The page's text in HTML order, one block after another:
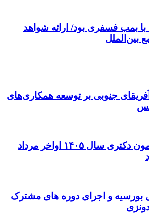
با بمب فسفری بود/ ارائه شواهد
بین‌الملل
آفریقای جنوبی بر توسعه همکاری‌های
نتایج نهایی آزمون دکتری سال ۱۴۰۵ اواخر مرداد
بورسیه و اجرای دوره های مشترک